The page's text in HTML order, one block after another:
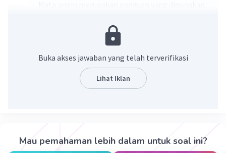
digunakan dalam navigasi, kompas dan peta.
Beri Rating
Iklan
Level 17
panduan yang digunakan untuk menentukan
arah
Buka akses jawaban yang telah terverifikasi
Lihat Iklan
Mau pemahaman lebih dalam untuk soal ini?